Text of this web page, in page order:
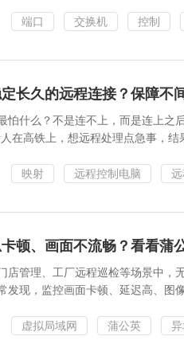
端口 交换机 控制
长久的远程连接？保障不
怕什么？不是连不上，而是连上之
在高铁上，想远程处理点急事，
映射 远程控制电脑
顿、画面不流畅？看看蒲
店管理、工厂远程巡检等场景中，
发现，监控画面卡顿、延迟高、图
虚拟局域网 蒲公英